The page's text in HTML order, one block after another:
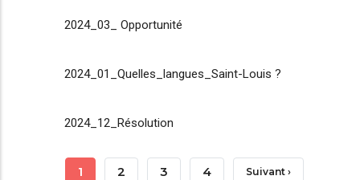
2024_03_ Opportunité
2024_01_Quelles_langues_Saint-Louis ?
2024_12_Résolution
Pagination
Page
1 Page
2 Page
3 Page
4 Page
Suivant ›